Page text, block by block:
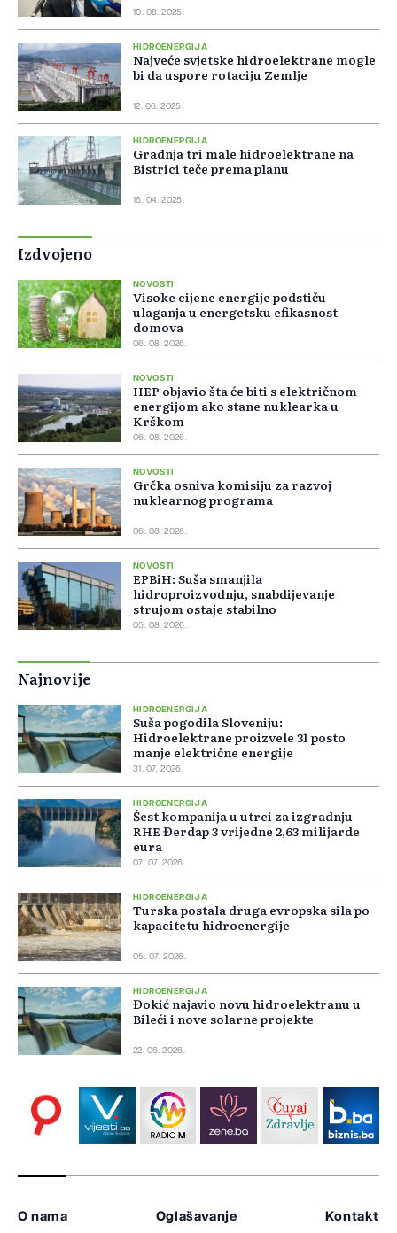
10. 08. 2025.
HIDROENERGIJA
Najveće svjetske hidroelektrane mogle
bi da uspore rotaciju Zemlje
12. 06. 2025.
HIDROENERGIJA
Gradnja tri male hidroelektrane na
Bistrici teče prema planu
16. 04. 2025.
Izdvojeno
NOVOSTI
Visoke cijene energije podstiču
ulaganja u energetsku efikasnost
domova
06. 08. 2026.
NOVOSTI
HEP objavio šta će biti s električnom
energijom ako stane nuklearka u
Krškom
06. 08. 2026.
NOVOSTI
Grčka osniva komisiju za razvoj
nuklearnog programa
06. 08. 2026.
NOVOSTI
EPBiH: Suša smanjila
hidroproizvodnju, snabdijevanje
strujom ostaje stabilno
05. 08. 2026.
Najnovije
HIDROENERGIJA
Suša pogodila Sloveniju:
Hidroelektrane proizvele 31 posto
manje električne energije
31. 07. 2026.
HIDROENERGIJA
Šest kompanija u utrci za izgradnju
RHE Đerdap 3 vrijedne 2,63 milijarde
eura
07. 07. 2026.
HIDROENERGIJA
Turska postala druga evropska sila po
kapacitetu hidroenergije
05. 07. 2026.
HIDROENERGIJA
Đokić najavio novu hidroelektranu u
Bileći i nove solarne projekte
22. 06. 2026.
O nama Oglašavanje Kontakt